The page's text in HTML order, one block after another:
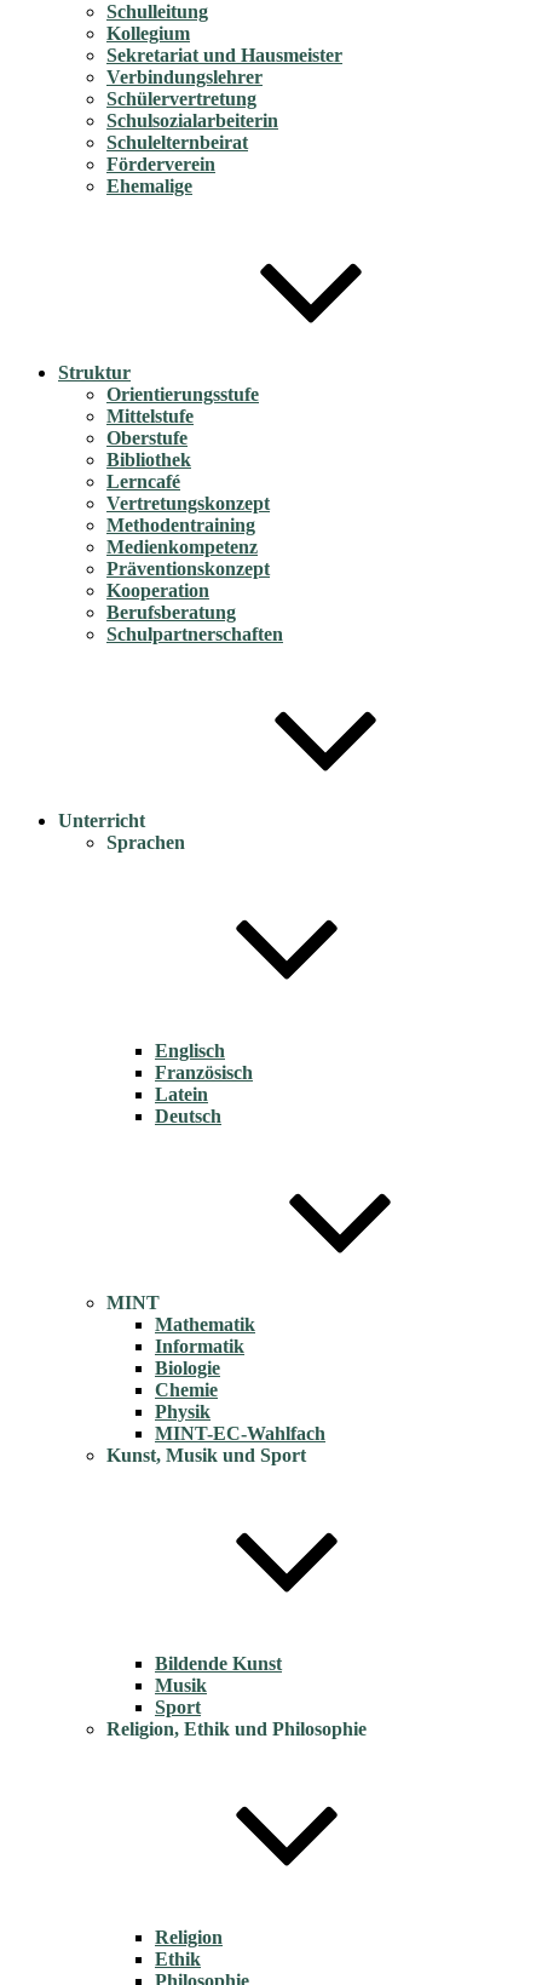
Schulleitung
Kollegium
Sekretariat und Hausmeister
Verbindungslehrer
Schülervertretung
Schulsozialarbeiterin
Schulelternbeirat
Förderverein
Ehemalige
Struktur
Orientierungsstufe
Mittelstufe
Oberstufe
Bibliothek
Lerncafé
Vertretungskonzept
Methodentraining
Medienkompetenz
Präventionskonzept
Kooperation
Berufsberatung
Schulpartnerschaften
Unterricht
Sprachen
Englisch
Französisch
Latein
Deutsch
MINT
Mathematik
Informatik
Biologie
Chemie
Physik
MINT-EC-Wahlfach
Kunst, Musik und Sport
Bildende Kunst
Musik
Sport
Religion, Ethik und Philosophie
Religion
Ethik
Philosophie